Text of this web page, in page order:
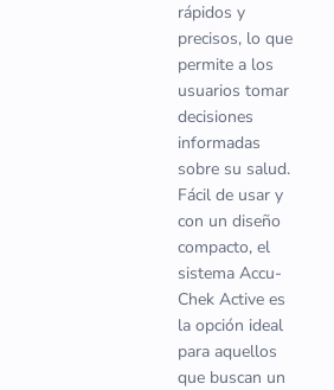
rápidos y
precisos, lo que
permite a los
usuarios tomar
decisiones
informadas
sobre su salud.
Fácil de usar y
con un diseño
compacto, el
sistema Accu-
Chek Active es
la opción ideal
para aquellos
que buscan un